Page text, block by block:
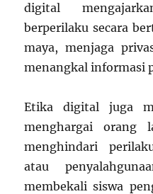
digital
berperilaku secara
maya, menjaga
menangkal informasi
Etika digital juga
menghargai orang
menghindari
atau
membekali siswa